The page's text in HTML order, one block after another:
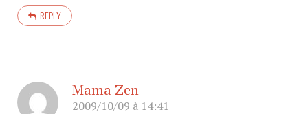
REPLY
Mama Zen
2009/10/09 à 14:41